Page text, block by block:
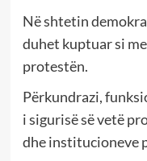
Në shtetin
duhet kuptuar si
protestën.
Përkundrazi,
i sigurisë së vetë
dhe institucioneve